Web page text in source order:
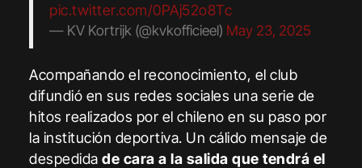
pic.twitter.com/0PAj52o8Tc
— KV Kortrijk (@kvkofficieel) May 23, 2025
Acompañando el reconocimiento, el club
difundió en sus redes sociales una serie de
hitos realizados por el chileno en su paso por
la institución deportiva. Un cálido mensaje de
despedidade cara a la salida que tendrá el